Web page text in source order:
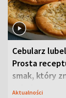
Cebularz
Prosta
smak, który
Lubelszczyzna
Aktualności